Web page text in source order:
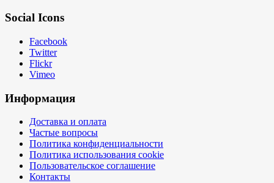
Social Icons
Facebook
Twitter
Flickr
Vimeo
Информация
Доставка и оплата
Частые вопросы
Политика конфиденциальности
Политика использования cookie
Пользовательское соглашение
Контакты